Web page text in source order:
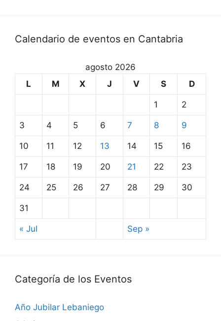
Calendario de eventos en Cantabria
agosto 2026
L
M X J V S D
1 2
3 4 5 6 7 8 9
10 11 12 13 14 15 16
17 18 19 20 21 22 23
24 25 26 27 28 29 30
31
« Jul Sep »
Categoría de los Eventos
Año Jubilar Lebaniego